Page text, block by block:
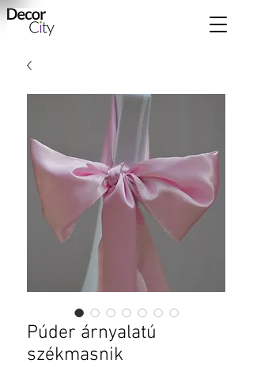
Púder árnyalatú
székmasnik